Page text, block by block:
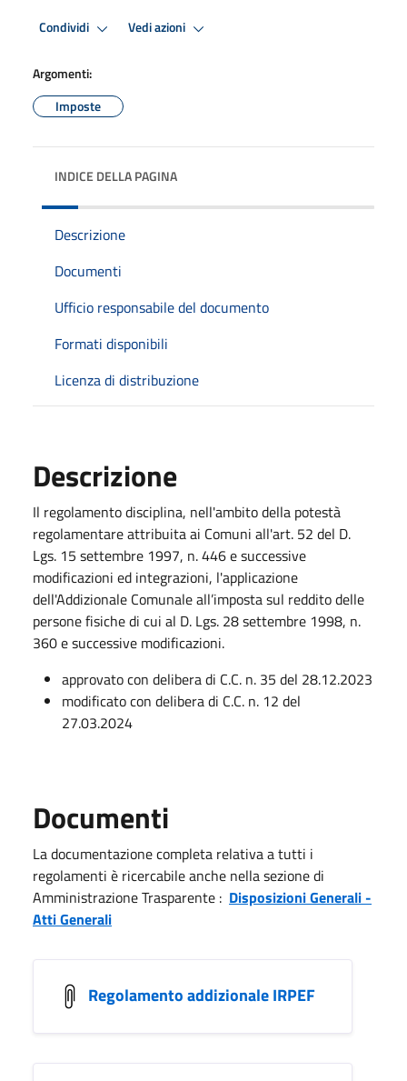
Condividi Vedi azioni
Argomenti:
Imposte
INDICE DELLA PAGINA
Descrizione
Documenti
Ufficio responsabile del documento
Formati disponibili
Licenza di distribuzione
Descrizione
Il regolamento disciplina, nell'ambito della potestà
regolamentare attribuita ai Comuni all'art. 52 del D.
Lgs. 15 settembre 1997, n. 446 e successive
modificazioni ed integrazioni, l'applicazione
dell'Addizionale Comunale all’imposta sul reddito delle
persone fisiche di cui al D. Lgs. 28 settembre 1998, n.
360 e successive modificazioni.
approvato con delibera di C.C. n. 35 del 28.12.2023
modificato con delibera di C.C. n. 12 del
27.03.2024
Documenti
La documentazione completa relativa a tutti i
regolamenti è ricercabile anche nella sezione di
Amministrazione Trasparente : Disposizioni Generali -
Atti Generali
Regolamento addizionale IRPEF